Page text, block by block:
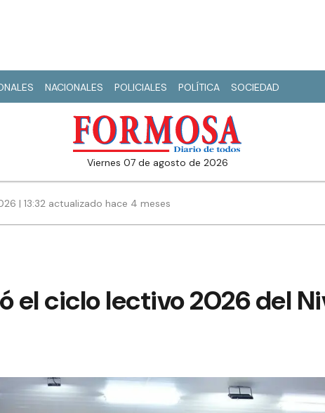
NACIONALES POLICIALES POLÍTICA SOCIEDAD
viernes 07 de agosto de 2026
| 13:32 actualizado hace 4 meses
el ciclo lectivo 2026 del